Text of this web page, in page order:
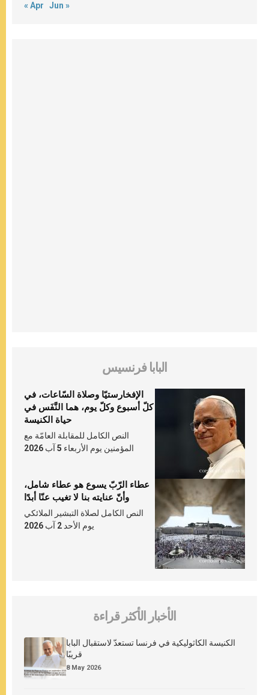
« Apr Jun »
البابا فرنسيس
الإفخارستيّا وصلاة السّاعات، في
كلّ أسبوع وكلّ يوم، هما النَّفَس في
حياة الكنيسة
النص الكامل للمقابلة العامّة مع
المؤمنين يوم الأربعاء 5 آب 2026
عطاء الرّبّ يسوع هو عطاء شامل،
وأنّ عنايته بنا لا تغيب عنّا أبدًا
النص الكامل لصلاة التبشير الملائكي
يوم الأحد 2 آب 2026
الأخبار الأكثر قراءة
الكنيسة الكاثوليكية في فرنسا تستعدّ لاستقبال البابا
قريبًا
8 May 2026